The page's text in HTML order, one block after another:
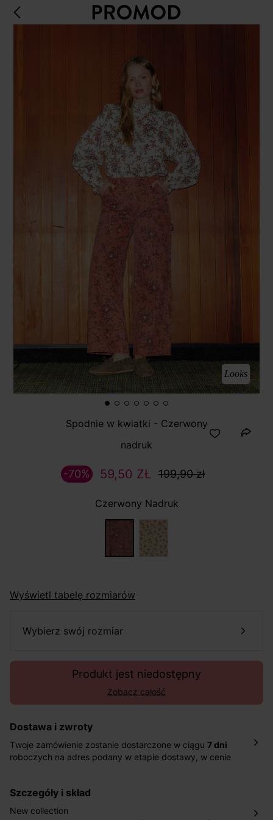
Looks
Spodnie w kwiatki - Czerwony
nadruk
59,50 ZŁ 199,90 zł
-70%
Czerwony Nadruk
Wyświetl tabelę rozmiarów
wybierz swój rozmiar
Produkt jest niedostępny
Zobacz całość
Dostawa i zwroty
Twoje zamówienie zostanie dostarczone w ciągu 7 dni
roboczych na adres podany w etapie dostawy, w cenie
pośrednictwem DHL Express.
Nowość: Zamówienia dostarczamy w ciągu 4-6 dni
szczegóły i skład
New collection